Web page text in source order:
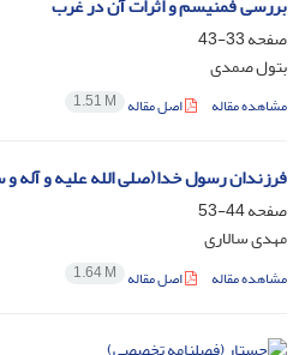
صفحه33-43
بتول صمدی
مشاهده مقاله اصل مقاله 1.51 M
فرزندان رسول خدا(صلی الله علیه و آله
صفحه44-53
مهدی سالاری
مشاهده مقاله اصل مقاله 1.64 M